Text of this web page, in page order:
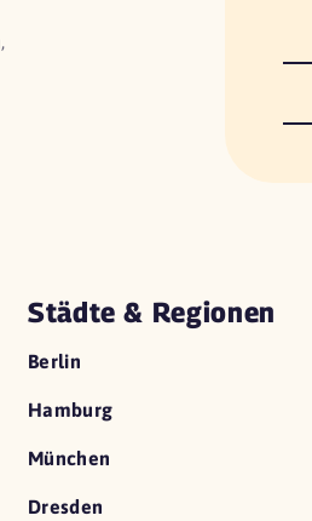
Städte & Regionen
Berlin
Hamburg
München
Dresden